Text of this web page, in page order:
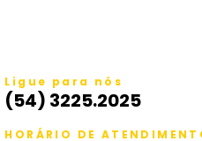
Ligue para nós
(54) 3225.2025
HORÁRIO DE